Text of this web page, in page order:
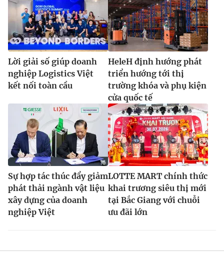
Lời giải số giúp doanh
nghiệp Logistics Việt
kết nối toàn cầu
HeleH định hướng phát
triển hướng tới thị
trường khóa và phụ kiện
cửa quốc tế
Sự hợp tác thúc đẩy giảm
phát thải ngành vật liệu
xây dựng của doanh
nghiệp Việt
LOTTE MART chính thức
khai trương siêu thị mới
tại Bắc Giang với chuỗi
ưu đãi lớn